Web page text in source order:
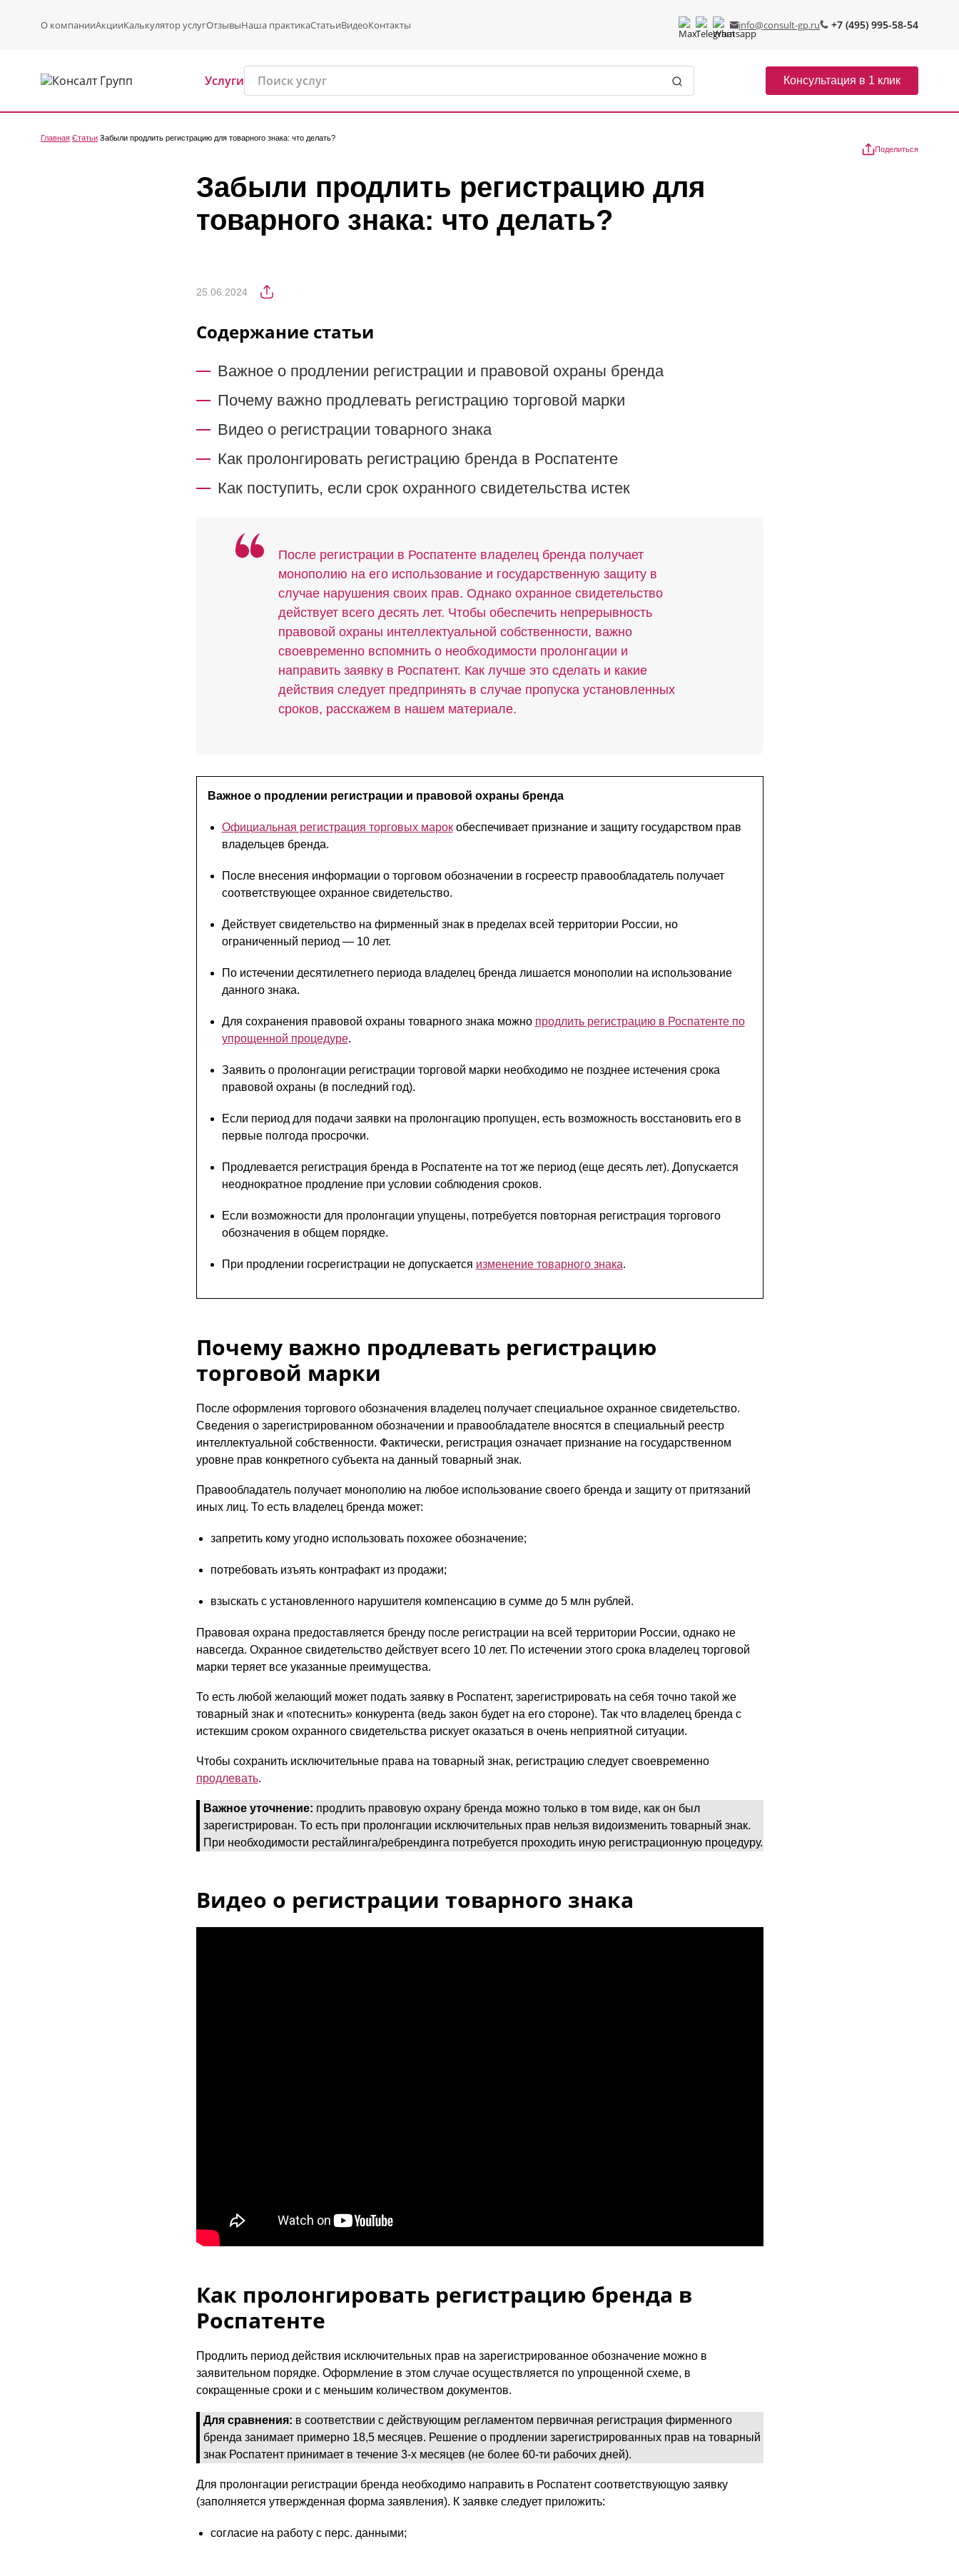
О компанииАкцииКалькулятор услугОтзывыНаша практикаСтатьиВидеоКонтакты info@consult-gp.ru +7 (495) 995-58-54
Услуги Консультация в 1 клик
Главная Статьи Забыли продлить регистрацию для товарного знака: что делать?
Поделиться
Забыли продлить регистрацию для
товарного знака: что делать?
25.06.2024
Содержание статьи
Важное о продлении регистрации и правовой охраны бренда
Почему важно продлевать регистрацию торговой марки
Видео о регистрации товарного знака
Как пролонгировать регистрацию бренда в Роспатенте
Как поступить, если срок охранного свидетельства истек
После регистрации в Роспатенте владелец бренда получает
монополию на его использование и государственную защиту в
случае нарушения своих прав. Однако охранное свидетельство
действует всего десять лет. Чтобы обеспечить непрерывность
правовой охраны интеллектуальной собственности, важно
своевременно вспомнить о необходимости пролонгации и
направить заявку в Роспатент. Как лучше это сделать и какие
действия следует предпринять в случае пропуска установленных
сроков, расскажем в нашем материале.
Важное о продлении регистрации и правовой охраны бренда
Официальная регистрация торговых марокобеспечивает признание и защиту государством прав
владельцев бренда.
После внесения информации о торговом обозначении в госреестр правообладатель получает
соответствующее охранное свидетельство.
Действует свидетельство на фирменный знак в пределах всей территории России, но
ограниченный период — 10 лет.
По истечении десятилетнего периода владелец бренда лишается монополии на использование
данного знака.
Для сохранения правовой охраны товарного знака можно продлить регистрацию в Роспатенте по
упрощенной процедуре.
Заявить о пролонгации регистрации торговой марки необходимо не позднее истечения срока
правовой охраны (в последний год).
Если период для подачи заявки на пролонгацию пропущен, есть возможность восстановить его в
первые полгода просрочки.
Продлевается регистрация бренда в Роспатенте на тот же период (еще десять лет). Допускается
неоднократное продление при условии соблюдения сроков.
Если возможности для пролонгации упущены, потребуется повторная регистрация торгового
обозначения в общем порядке.
При продлении госрегистрации не допускается изменение товарного знака.
Почему важно продлевать регистрацию
торговой марки
После оформления торгового обозначения владелец получает специальное охранное свидетельство.
Сведения о зарегистрированном обозначении и правообладателе вносятся в специальный реестр
интеллектуальной собственности. Фактически, регистрация означает признание на государственном
уровне прав конкретного субъекта на данный товарный знак.
Правообладатель получает монополию на любое использование своего бренда и защиту от притязаний
иных лиц. То есть владелец бренда может:
запретить кому угодно использовать похожее обозначение;
потребовать изъять контрафакт из продажи;
взыскать с установленного нарушителя компенсацию в сумме до 5 млн рублей.
Правовая охрана предоставляется бренду после регистрации на всей территории России, однако не
навсегда. Охранное свидетельство действует всего 10 лет. По истечении этого срока владелец торговой
марки теряет все указанные преимущества.
То есть любой желающий может подать заявку в Роспатент, зарегистрировать на себя точно такой же
товарный знак и «потеснить» конкурента (ведь закон будет на его стороне). Так что владелец бренда с
истекшим сроком охранного свидетельства рискует оказаться в очень неприятной ситуации.
Чтобы сохранить исключительные права на товарный знак, регистрацию следует своевременно
продлевать.
Важное уточнение: продлить правовую охрану бренда можно только в том виде, как он был
зарегистрирован. То есть при пролонгации исключительных прав нельзя видоизменить товарный знак.
При необходимости рестайлинга/ребрендинга потребуется проходить иную регистрационную процедуру.
Видео о регистрации товарного знака
Как пролонгировать регистрацию бренда в
Роспатенте
Продлить период действия исключительных прав на зарегистрированное обозначение можно в
заявительном порядке. Оформление в этом случае осуществляется по упрощенной схеме, в
сокращенные сроки и с меньшим количеством документов.
Для сравнения: в соответствии с действующим регламентом первичная регистрация фирменного
бренда занимает примерно 18,5 месяцев. Решение о продлении зарегистрированных прав на товарный
знак Роспатент принимает в течение 3-х месяцев (не более 60-ти рабочих дней).
Для пролонгации регистрации бренда необходимо направить в Роспатент соответствующую заявку
(заполняется утвержденная форма заявления). К заявке следует приложить:
согласие на работу с перс. данными;